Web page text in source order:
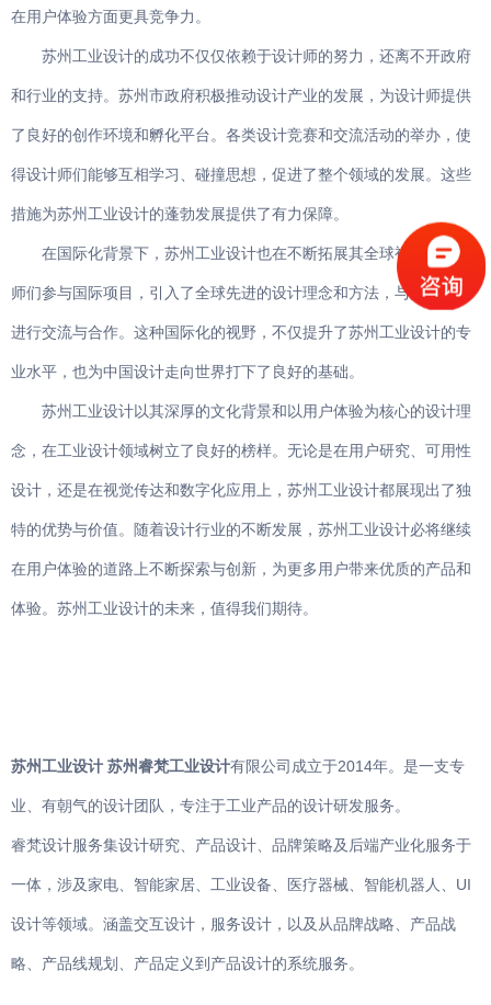
在用户体验方面更具竞争力。
苏州工业设计的成功不仅仅依赖于设计师的努力，还离不开政府
和行业的支持。苏州市政府积极推动设计产业的发展，为设计师提供
了良好的创作环境和孵化平台。各类设计竞赛和交流活动的举办，使
得设计师们能够互相学习、碰撞思想，促进了整个领域的发展。这些
措施为苏州工业设计的蓬勃发展提供了有力保障。
在国际化背景下，苏州工业设计也在不断拓展其全球视野。设计
师们参与国际项目，引入了全球先进的设计理念和方法，与国际同行
进行交流与合作。这种国际化的视野，不仅提升了苏州工业设计的专
业水平，也为中国设计走向世界打下了良好的基础。
苏州工业设计以其深厚的文化背景和以用户体验为核心的设计理
念，在工业设计领域树立了良好的榜样。无论是在用户研究、可用性
设计，还是在视觉传达和数字化应用上，苏州工业设计都展现出了独
特的优势与价值。随着设计行业的不断发展，苏州工业设计必将继续
在用户体验的道路上不断探索与创新，为更多用户带来优质的产品和
体验。苏州工业设计的未来，值得我们期待。
苏州工业设计 苏州睿梵工业设计有限公司成立于2014年。是一支专
业、有朝气的设计团队，专注于工业产品的设计研发服务。
睿梵设计服务集设计研究、产品设计、品牌策略及后端产业化服务于
一体，涉及家电、智能家居、工业设备、医疗器械、智能机器人、UI
设计等领域。涵盖交互设计，服务设计，以及从品牌战略、产品战
略、产品线规划、产品定义到产品设计的系统服务。